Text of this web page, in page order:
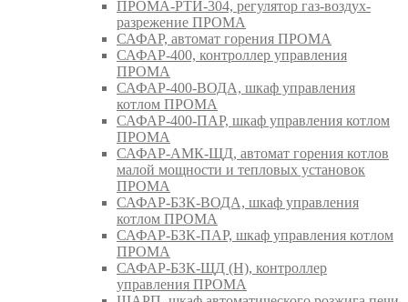
ПРОМА-РТИ-304, регулятор газ-воздух-
разрежение ПРОМА
САФАР, автомат горения ПРОМА
САФАР-400, контроллер управления
ПРОМА
САФАР-400-ВОДА, шкаф управления
котлом ПРОМА
САФАР-400-ПАР, шкаф управления котлом
ПРОМА
САФАР-АМК-ЩД, автомат горения котлов
малой мощности и тепловых установок
ПРОМА
САФАР-БЗК-ВОДА, шкаф управления
котлом ПРОМА
САФАР-БЗК-ПАР, шкаф управления котлом
ПРОМА
САФАР-БЗК-ЩД (Н), контроллер
управления ПРОМА